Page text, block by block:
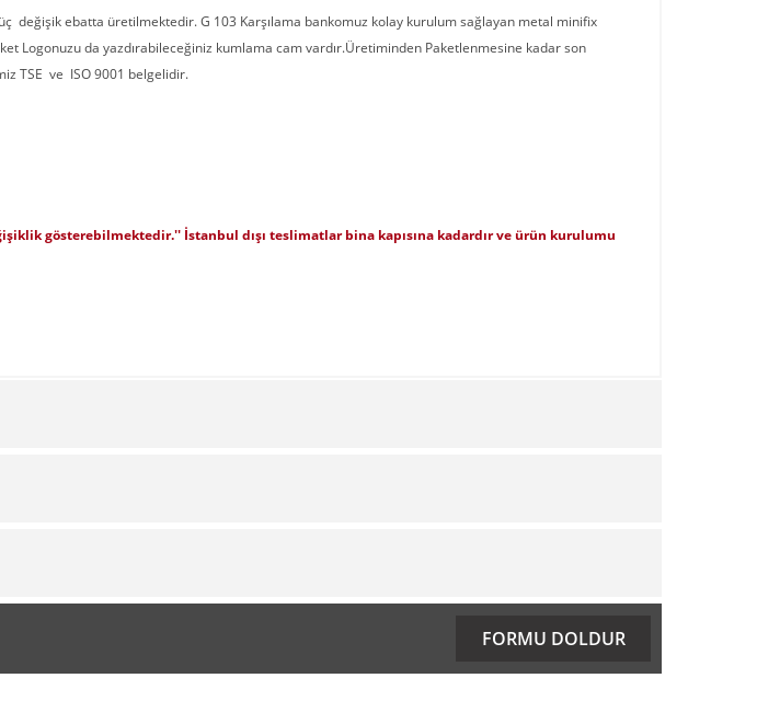
değişik ebatta üretilmektedir. G 103 Karşılama bankomuz kolay kurulum sağlayan metal minifix
Logonuzu da yazdırabileceğiniz kumlama cam vardır.Üretiminden Paketlenmesine kadar son
TSE ve ISO 9001 belgelidir.
gösterebilmektedir.'' İstanbul dışı teslimatlar bina kapısına kadardır ve ürün kurulumu
FORMU DOLDUR